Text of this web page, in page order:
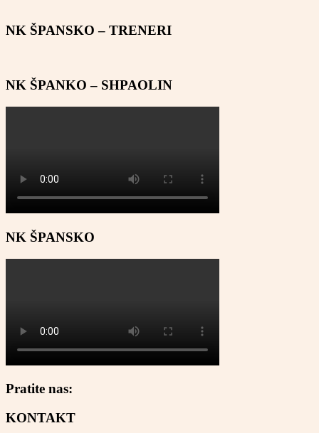
NK ŠPANSKO – TRENERI
NK ŠPANKO – SHPAOLIN
NK ŠPANSKO
Pratite nas:
KONTAKT